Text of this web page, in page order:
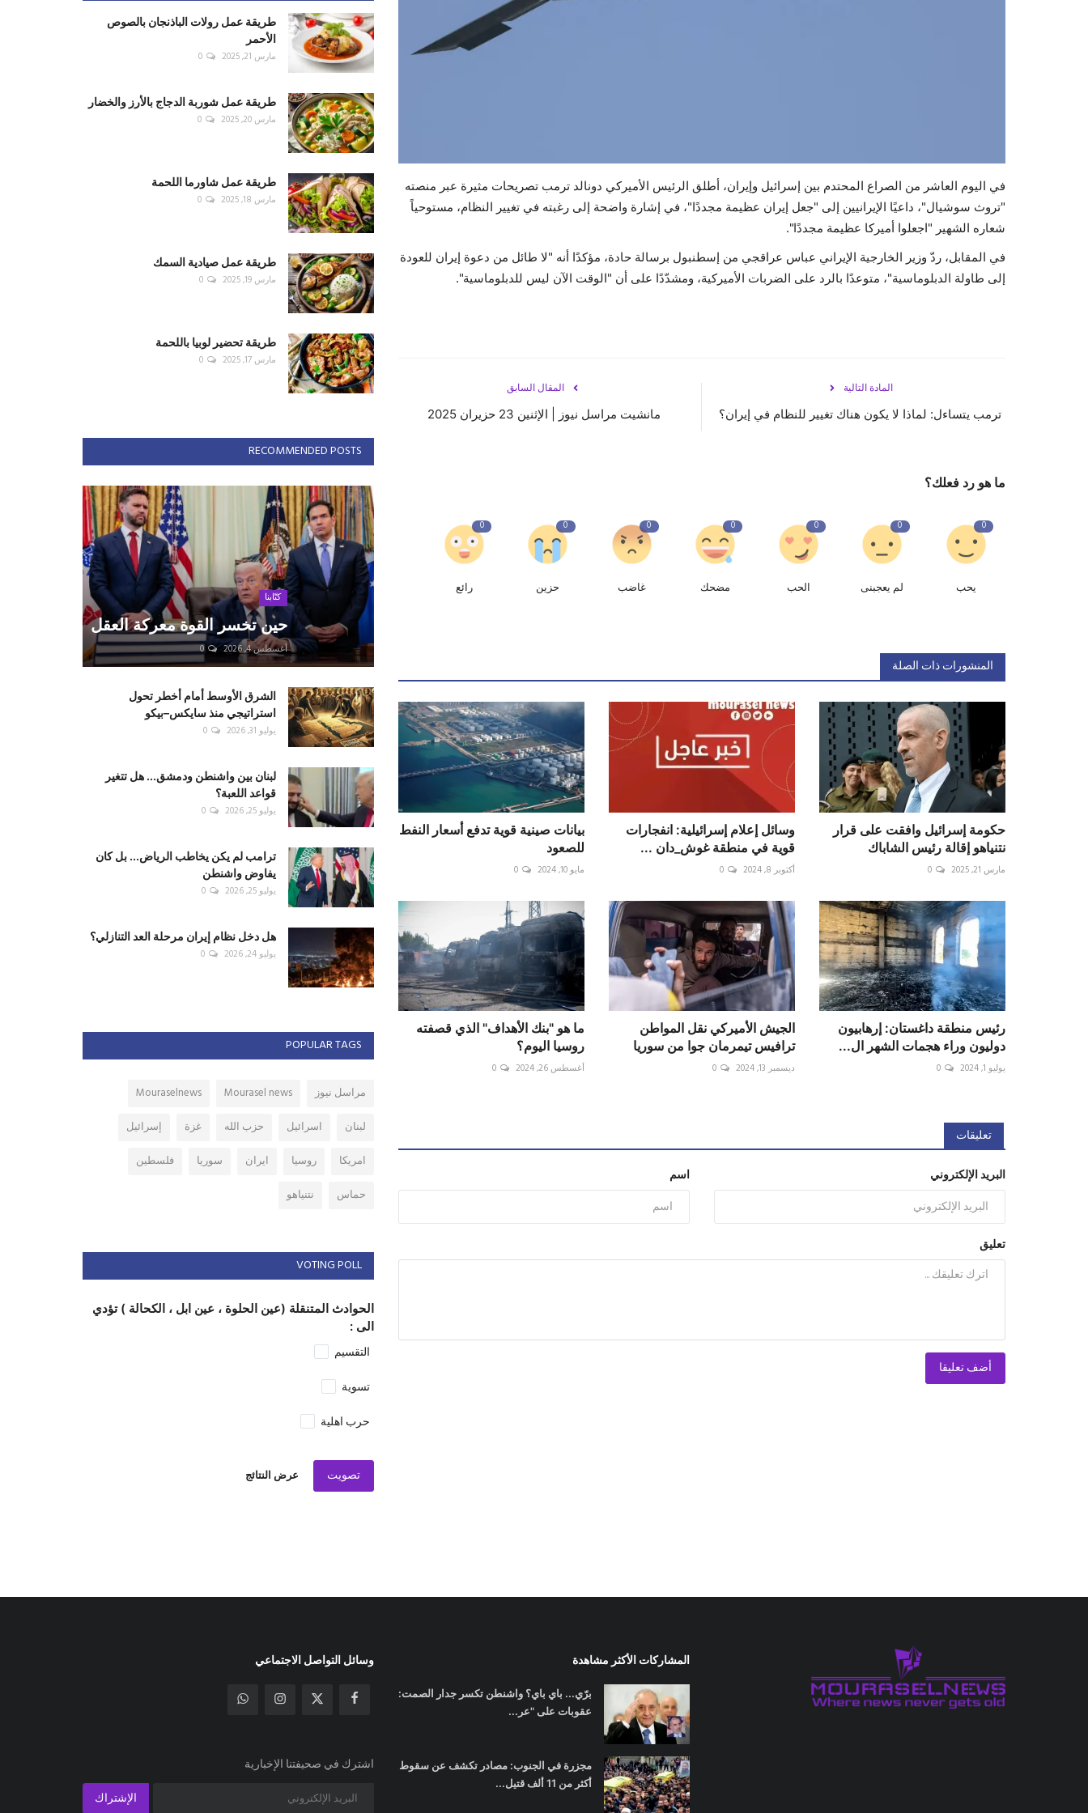
في اليوم العاشر من الصراع المحتدم بين إسرائيل وإيران، أطلق الرئيس الأميركي دونالد ترمب تصريحات مثيرة عبر منصته
"تروث سوشيال"، داعيًا الإيرانيين إلى "جعل إيران عظيمة مجددًا"، في إشارة واضحة إلى رغبته في تغيير النظام، مستوحياً
شعاره الشهير "اجعلوا أميركا عظيمة مجددًا".
في المقابل، ردّ وزير الخارجية الإيراني عباس عراقجي من إسطنبول برسالة حادة، مؤكدًا أنه "لا طائل من دعوة إيران للعودة
إلى طاولة الدبلوماسية"، متوعدًا بالرد على الضربات الأميركية، ومشدّدًا على أن "الوقت الآن ليس للدبلوماسية".
المقال السابق
مانشيت مراسل نيوز | الإثنين 23 حزيران 2025
المادة التالية
ترمب يتساءل: لماذا لا يكون هناك تغيير للنظام في إيران؟
ما هو رد فعلك؟
0
يحب
0
لم يعجبنى
0
الحب
0
مضحك
0
غاضب
0
حزين
0
رائع
المنشورات ذات الصلة
حكومة إسرائيل وافقت على قرار
نتنياهو إقالة رئيس الشاباك
مارس 21, 2025 0
وسائل إعلام إسرائيلية: انفجارات
قوية في منطقة ‎غوش_دان ...
أكتوبر 8, 2024 0
بيانات صينية قوية تدفع أسعار النفط
للصعود
مايو 10, 2024 0
رئيس منطقة داغستان: إرهابيون
دوليون وراء هجمات الشهر ال...
يوليو 1, 2024 0
الجيش الأميركي نقل المواطن
ترافيس تيمرمان جوا من سوريا
ديسمبر 13, 2024 0
ما هو "بنك الأهداف" الذي قصفته
روسيا اليوم؟
أغسطس 26, 2024 0
تعليقات
اسم البريد الإلكتروني
تعليق
أضف تعليقا
طريقة عمل رولات الباذنجان بالصوص
الأحمر
مارس 21, 2025 0
طريقة عمل شوربة الدجاج بالأرز والخضار
مارس 20, 2025 0
طريقة عمل شاورما اللحمة
مارس 18, 2025 0
طريقة عمل صيادية السمك
مارس 19, 2025 0
طريقة تحضير لوبيا باللحمة
مارس 17, 2025 0
RECOMMENDED POSTS
كتّابنا
حين تخسر القوة معركة العقل
أغسطس 4, 2026 0
الشرق الأوسط أمام أخطر تحول
استراتيجي منذ سايكس–بيكو
يوليو 31, 2026 0
لبنان بين واشنطن ودمشق... هل تتغير
قواعد اللعبة؟
يوليو 25, 2026 0
ترامب لم يكن يخاطب الرياض... بل كان
يفاوض واشنطن
يوليو 25, 2026 0
هل دخل نظام إيران مرحلة العد التنازلي؟
يوليو 24, 2026 0
POPULAR TAGS
مراسل نيوز Mourasel news
Mouraselnews
لبنان
اسرائيل حزب الله غزة
إسرائيل
امريكا
روسيا ايران سوريا
فلسطين
حماس
نتنياهو
VOTING POLL
الحوادث المتنقلة (عين الحلوة ، عين ابل ، الكحالة ) تؤدي
الى :
التقسيم
تسوية
حرب اهلية
تصويت عرض النتائج
المشاركات الأكثر مشاهدة
برّي... باي باي؟ واشنطن تكسر جدار الصمت:
عقوبات على "عر...
مجزرة في الجنوب: مصادر تكشف عن سقوط
أكثر من 11 ألف قتيل...
وسائل التواصل الاجتماعي
اشترك في صحيفتنا الإخبارية
الإشتراك